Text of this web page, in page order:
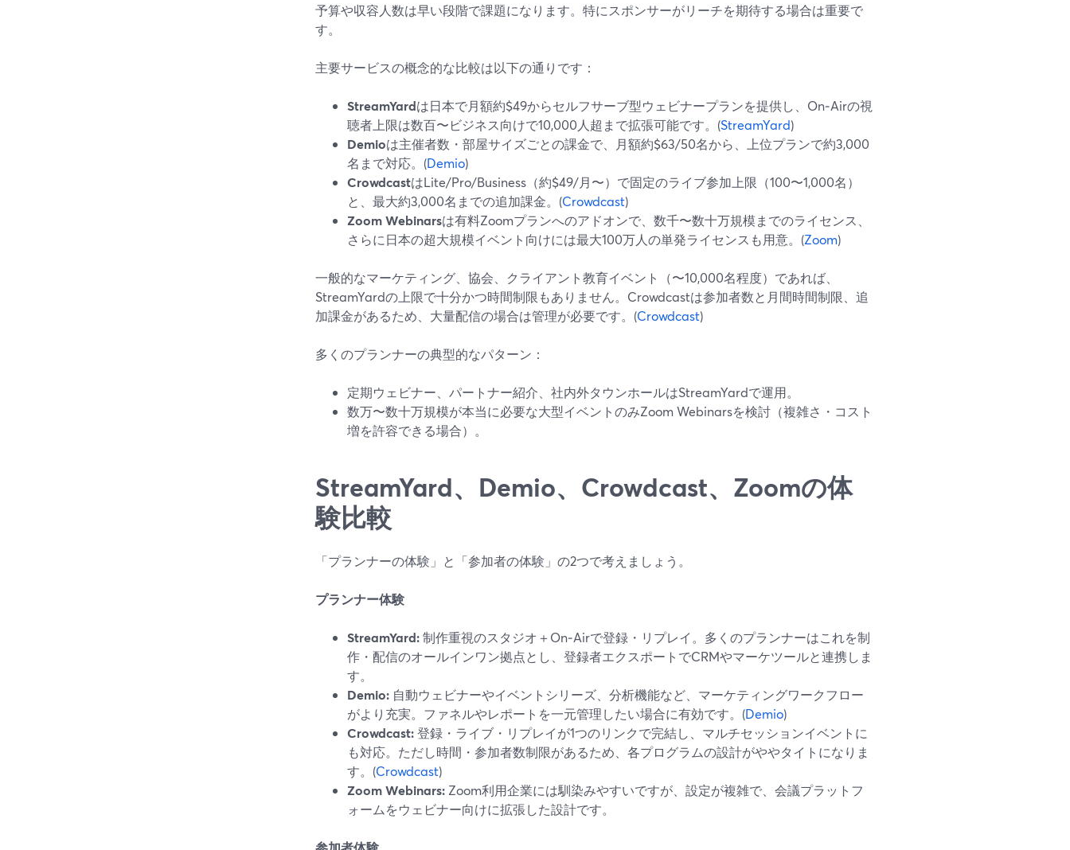
予算や収容人数は早い段階で課題になります。特にスポンサーがリーチを期待する場合は重要で
す。
主要サービスの概念的な比較は以下の通りです：
StreamYardは日本で月額約$49からセルフサーブ型ウェビナープランを提供し、On‑Airの視
聴者上限は数百〜ビジネス向けで10,000人超まで拡張可能です。(StreamYard)
Demioは主催者数・部屋サイズごとの課金で、月額約$63/50名から、上位プランで約3,000
名まで対応。(Demio)
CrowdcastはLite/Pro/Business（約$49/月〜）で固定のライブ参加上限（100〜1,000名）
と、最大約3,000名までの追加課金。(Crowdcast)
Zoom Webinarsは有料Zoomプランへのアドオンで、数千〜数十万規模までのライセンス、
さらに日本の超大規模イベント向けには最大100万人の単発ライセンスも用意。(Zoom)
一般的なマーケティング、協会、クライアント教育イベント（〜10,000名程度）であれば、
StreamYardの上限で十分かつ時間制限もありません。Crowdcastは参加者数と月間時間制限、追
加課金があるため、大量配信の場合は管理が必要です。(Crowdcast)
多くのプランナーの典型的なパターン：
定期ウェビナー、パートナー紹介、社内外タウンホールはStreamYardで運用。
数万〜数十万規模が本当に必要な大型イベントのみZoom Webinarsを検討（複雑さ・コスト
増を許容できる場合）。
StreamYard、Demio、Crowdcast、Zoomの体
験比較
「プランナーの体験」と「参加者の体験」の2つで考えましょう。
プランナー体験
StreamYard:制作重視のスタジオ＋On‑Airで登録・リプレイ。多くのプランナーはこれを制
作・配信のオールインワン拠点とし、登録者エクスポートでCRMやマーケツールと連携しま
す。
Demio: 自動ウェビナーやイベントシリーズ、分析機能など、マーケティングワークフロー
がより充実。ファネルやレポートを一元管理したい場合に有効です。(Demio)
Crowdcast:登録・ライブ・リプレイが1つのリンクで完結し、マルチセッションイベントに
も対応。ただし時間・参加者数制限があるため、各プログラムの設計がややタイトになりま
す。(Crowdcast)
Zoom Webinars: Zoom利用企業には馴染みやすいですが、設定が複雑で、会議プラットフ
ォームをウェビナー向けに拡張した設計です。